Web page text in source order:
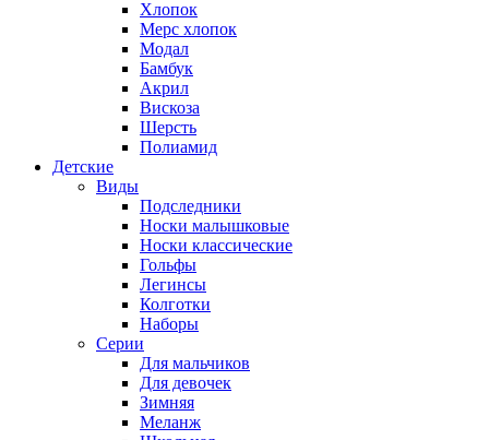
Хлопок
Мерс хлопок
Модал
Бамбук
Акрил
Вискоза
Шерсть
Полиамид
Детские
Виды
Подследники
Носки малышковые
Носки классические
Гольфы
Легинсы
Колготки
Наборы
Серии
Для мальчиков
Для девочек
Зимняя
Меланж